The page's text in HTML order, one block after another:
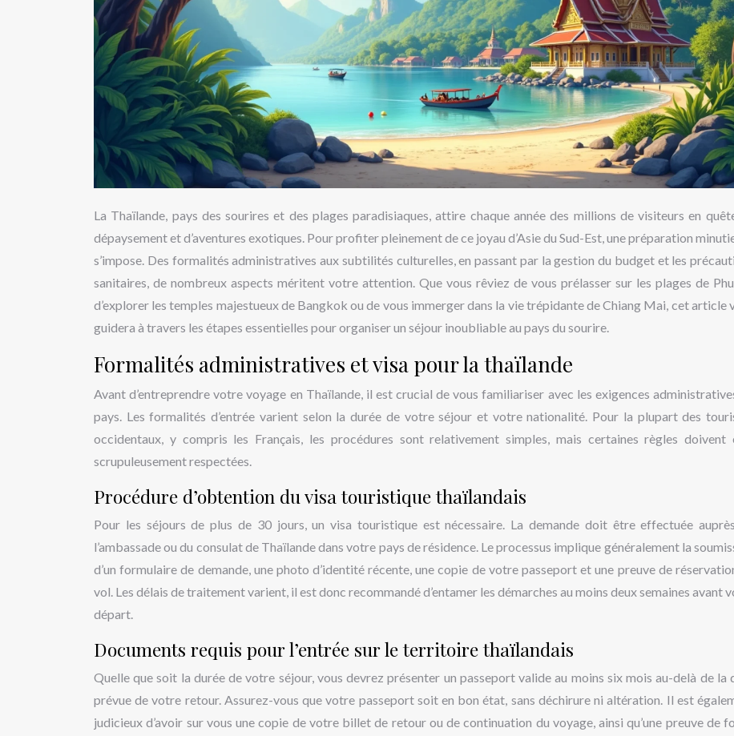
La Thaïlande, pays des sourires et des plages paradisiaques, attire chaque année des millions de visiteurs en
dépaysement et d’aventures exotiques. Pour profiter pleinement de ce joyau d’Asie du Sud-Est, une préparation
s’impose. Des formalités administratives aux subtilités culturelles, en passant par la gestion du budget et les
sanitaires, de nombreux aspects méritent votre attention. Que vous rêviez de vous prélasser sur les plages de
d’explorer les temples majestueux de Bangkok ou de vous immerger dans la vie trépidante de Chiang Mai, cet article
guidera à travers les étapes essentielles pour organiser un séjour inoubliable au pays du sourire.
Formalités administratives et visa pour la thaïlande
Avant d’entreprendre votre voyage en Thaïlande, il est crucial de vous familiariser avec les exigences
pays. Les formalités d’entrée varient selon la durée de votre séjour et votre nationalité. Pour la plupart des
occidentaux, y compris les Français, les procédures sont relativement simples, mais certaines règles doivent
scrupuleusement respectées.
Procédure d’obtention du visa touristique thaïlandais
Pour les séjours de plus de 30 jours, un visa touristique est nécessaire. La demande doit être effectuée
l’ambassade ou du consulat de Thaïlande dans votre pays de résidence. Le processus implique généralement la
d’un formulaire de demande, une photo d’identité récente, une copie de votre passeport et une preuve de
vol. Les délais de traitement varient, il est donc recommandé d’entamer les démarches au moins deux semaines avant
départ.
Documents requis pour l’entrée sur le territoire thaïlandais
Quelle que soit la durée de votre séjour, vous devrez présenter un passeport valide au moins six mois au-delà de la
prévue de votre retour. Assurez-vous que votre passeport soit en bon état, sans déchirure ni altération. Il est
judicieux d’avoir sur vous une copie de votre billet de retour ou de continuation du voyage, ainsi qu’une preuve de